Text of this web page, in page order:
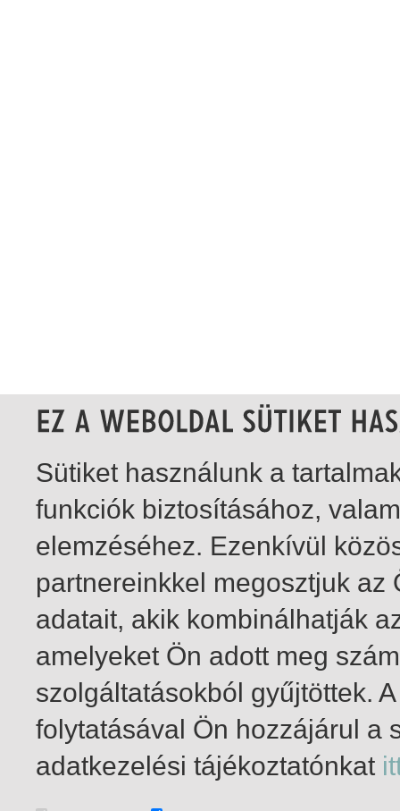
1-1 / insgesamt 1 Treffer
Sütiket használunk a
funkciók biztosításához,
elemzéséhez. Ezenkívül
partnereinkkel megosztjuk
adatait, akik kombinálhatják
amelyeket Ön adott meg
szolgáltatásokból gyűjtöttek.
folytatásával Ön hozzájárul a
adatkezelési tájékoztatónkat